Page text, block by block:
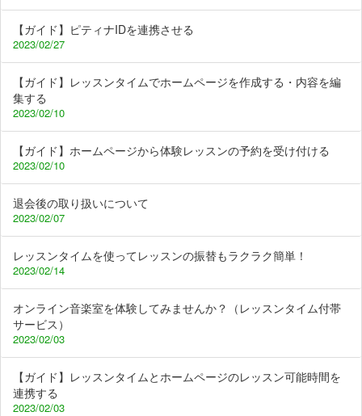
【ガイド】ピティナIDを連携させる
2023/02/27
【ガイド】レッスンタイムでホームページを作成する・内容を編
集する
2023/02/10
【ガイド】ホームページから体験レッスンの予約を受け付ける
2023/02/10
退会後の取り扱いについて
2023/02/07
レッスンタイムを使ってレッスンの振替もラクラク簡単！
2023/02/14
オンライン音楽室を体験してみませんか？（レッスンタイム付帯
サービス）
2023/02/03
【ガイド】レッスンタイムとホームページのレッスン可能時間を
連携する
2023/02/03